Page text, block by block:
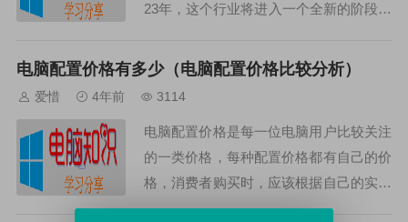
23年，这个行业将进入一个全新的阶段。
质量的游戏作品，良好的电脑配置是必不
电脑配置价格有多少（电脑配置价格比较分析）
爱惜 4年前 3114
电脑配置价格是每一位电脑用户比较关注
的一类价格，每种配置价格都有自己的价
格，消费者购买时，应该根据自己的实际
需求，选择合适的配置价格。因此，了解